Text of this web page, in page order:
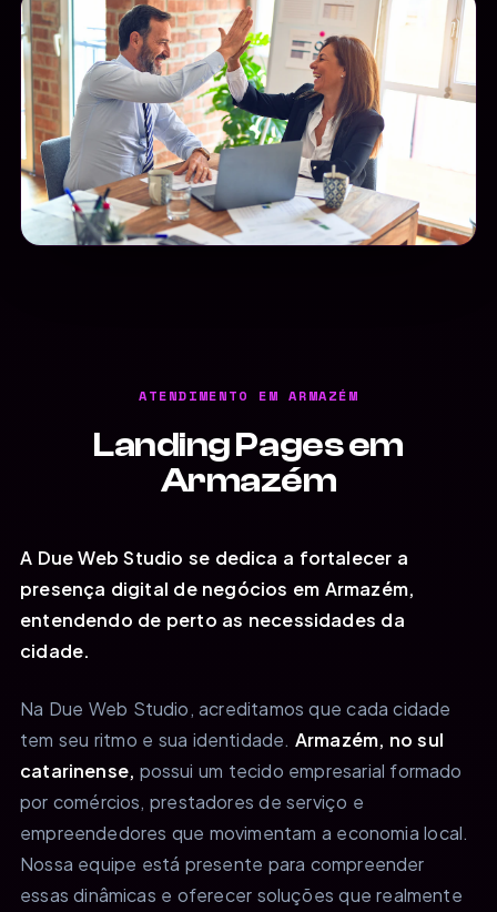
ATENDIMENTO EM ARMAZÉM
Landing Pages em
Armazém
A Due Web Studio se dedica a fortalecer a
presença digital de negócios em Armazém,
entendendo de perto as necessidades da
cidade.
Na Due Web Studio, acreditamos que cada cidade
tem seu ritmo e sua identidade. Armazém, no sul
catarinense, possui um tecido empresarial formado
por comércios, prestadores de serviço e
empreendedores que movimentam a economia local.
Nossa equipe está presente para compreender
essas dinâmicas e oferecer soluções que realmente